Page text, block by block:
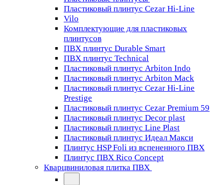
Пластиковый плинтус Cezar Hi-Line
Vilo
Комплектующие для пластиковых
плинтусов
ПВХ плинтус Durable Smart
ПВХ плинтус Technical
Пластиковый плинтус Arbiton Indo
Пластиковый плинтус Arbiton Mack
Пластиковый плинтус Cezar Hi-Line
Prestige
Пластиковый плинтус Cezar Premium 59
Пластиковый плинтус Decor plast
Пластиковый плинтус Line Plast
Пластиковый плинтус Идеал Макси
Плинтус HSP Foli из вспененного ПВХ
Плинтус ПВХ Rico Concept
Кварцвиниловая плитка ПВХ